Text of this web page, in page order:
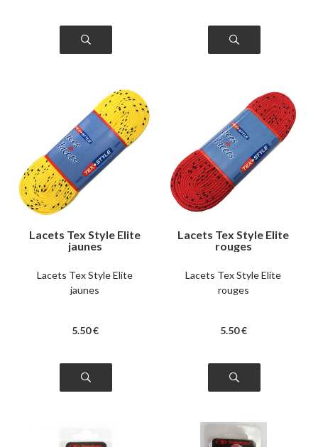
Lacets Tex Style Elite
jaunes
Lacets Tex Style Elite
jaunes
5.50 €
Lacets Tex Style Elite
rouges
Lacets Tex Style Elite
rouges
5.50 €